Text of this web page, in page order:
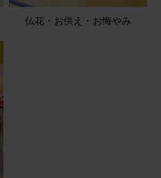
仏花・お供え・お悔やみ